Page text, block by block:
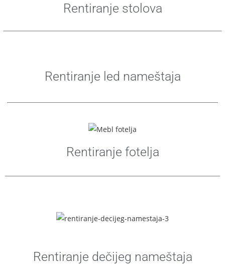
Rentiranje stolova
Rentiranje led nameštaja
Rentiranje fotelja
Rentiranje dečijeg nameštaja